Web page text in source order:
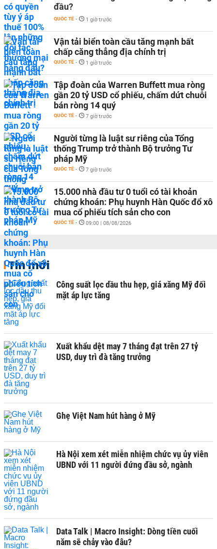
đầu?
QUỐC TẾ - 1 giờ trước
Vận tải biển toàn cầu tăng mạnh bất
chấp căng thẳng địa chính trị
QUỐC TẾ - 1 giờ trước
Tập đoàn của Warren Buffett mua ròng
gần 20 tỷ USD cổ phiếu, chấm dứt chuỗi
bán ròng 14 quý
QUỐC TẾ - 7 giờ trước
Người từng là luật sư riêng của Tổng
thống Trump trở thành Bộ trưởng Tư
pháp Mỹ
QUỐC TẾ - 7 giờ trước
15.000 nhà đầu tư 0 tuổi có tài khoản
chứng khoán: Phụ huynh Hàn Quốc đổ xô
mua cổ phiếu tích sản cho con
QUỐC TẾ - 09:00 | 08/08/2026
Tin mới
Công suất lọc dầu thu hẹp, giá xăng Mỹ đối
mặt áp lực tăng
Xuất khẩu dệt may 7 tháng đạt trên 27 tỷ
USD, duy trì đà tăng trưởng
Ghẹ Việt Nam hút hàng ở Mỹ
Hà Nội xem xét miễn nhiệm chức vụ ủy viên
UBND với 11 người đứng đầu sở, ngành
Data Talk | Macro Insight: Dòng tiền cuối
năm sẽ chảy vào đâu?